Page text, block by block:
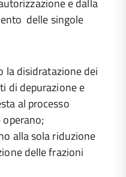
e dalla
delle singole
la disidratazione dei
di depurazione e
al processo
alla sola riduzione
delle frazioni